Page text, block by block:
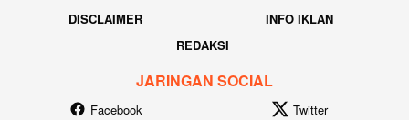
DISCLAIMER
INFO IKLAN
REDAKSI
JARINGAN SOCIAL
Facebook
Twitter